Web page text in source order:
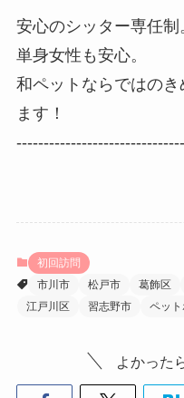
安心のシッター専任
単身女性も安心。
和ペットならではの
ます！
初回訪問
市川市
松戸市 葛飾区
江戸川区
習志野市 ペッ
よかった